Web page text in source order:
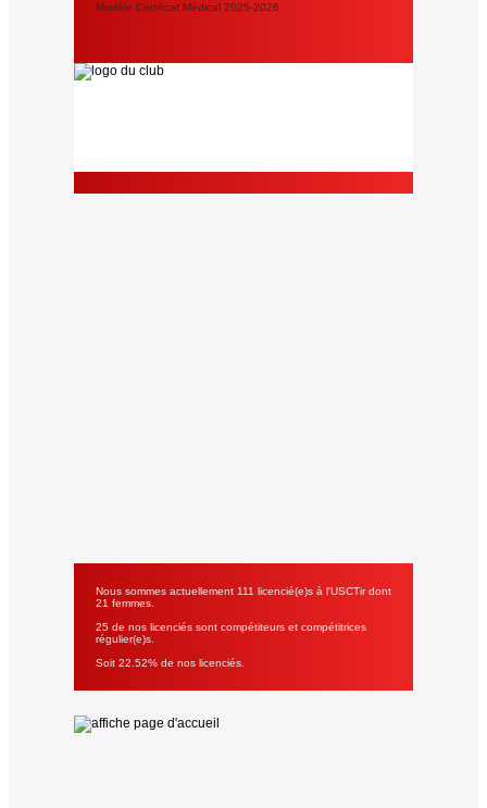
Modèle Certificat Médical 2025-2026
Nous sommes actuellement 111 licencié(e)s à l'USCTir dont
21 femmes.
25 de nos licenciés sont compétiteurs et compétitrices
régulier(e)s.
Soit 22.52% de nos licenciés.